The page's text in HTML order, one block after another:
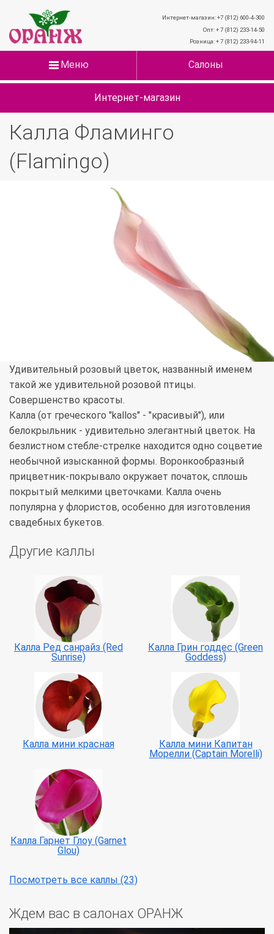
Интернет-магазин: +7 (812) 600-4-300
Опт: + 7 (812) 233-14-50
Розница: + 7 (812) 233-94-11
Меню Салоны
Интернет-магазин
Калла Фламинго
(Flamingo)
Удивительный розовый цветок, названный именем
такой же удивительной розовой птицы.
Совершенство красоты.
Калла (от греческого "kallos" - "красивый"), или
белокрыльник - удивительно элегантный цветок. На
безлистном стебле-стрелке находится одно соцветие
необычной изысканной формы. Воронкообразный
прицветник-покрывало окружает початок, сплошь
покрытый мелкими цветочками. Калла очень
популярна у флористов, особенно для изготовления
свадебных букетов.
Другие каллы
Калла Ред санрайз (Red
Sunrise)
Калла Грин годдес (Green
Goddess)
Калла мини красная
Калла мини Капитан
Морелли (Captain Morelli)
Калла Гарнет Глоу (Garnet
Glou)
Посмотреть все каллы (23)
Ждем вас в салонах ОРАНЖ